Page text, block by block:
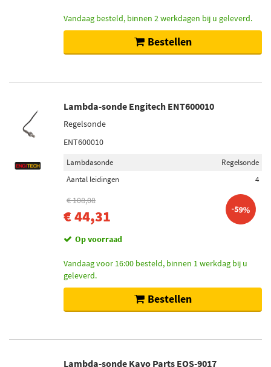
Vandaag besteld, binnen 2 werkdagen bij u geleverd.
Bestellen
Lambda-sonde Engitech ENT600010
Regelsonde
ENT600010
Lambdasonde
Regelsonde
Aantal leidingen
4
€ 108,08
€ 44,31 -59%
Op voorraad
Vandaag voor 16:00 besteld, binnen 1 werkdag bij u
geleverd.
Bestellen
Lambda-sonde Kavo Parts EOS-9017